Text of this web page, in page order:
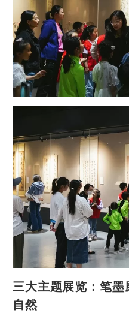
三大主题展览：笔
自然